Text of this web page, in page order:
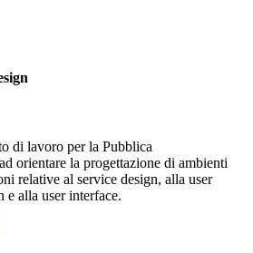
di lavoro per la Pubblica
orientare la progettazione di ambienti
relative al service design, alla user
e alla user interface.